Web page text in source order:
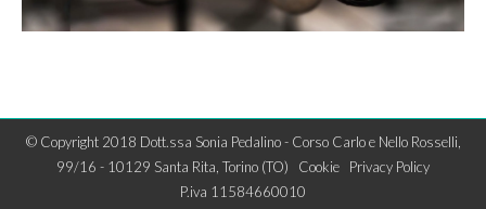
© Copyright 2018 Dott.ssa Sonia Pedalino - Corso Carlo e Nello Rosselli,
99/16 - 10129 Santa Rita, Torino (TO) Cookie
Privacy Policy
P.iva 11584660010